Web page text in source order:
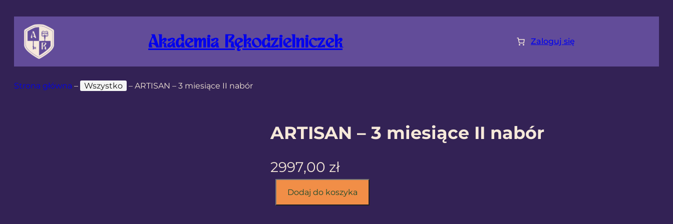
Akademia Rękodzielniczek Zaloguj się
Strona główna – Wszystko – ARTISAN – 3 miesiące II nabór
ARTISAN – 3 miesiące II nabór
2997,00 zł
Dodaj do koszyka